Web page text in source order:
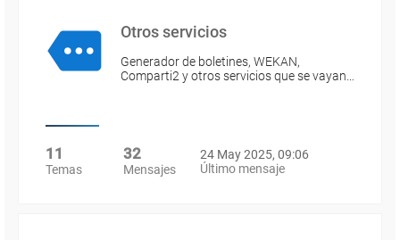
Otros servicios
Generador de boletines, WEKAN,
Comparti2 y otros servicios que se vayan…
11
Temas
32
Mensajes
24 May 2025, 09:06
Último mensaje